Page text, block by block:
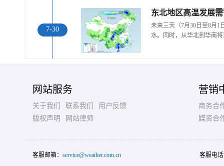
7-30
东北地区高温发展
未来三天（7月30日至8月1
水。同时，从华北到华南
网站服务
关于我们 联系我们
用户反馈
版权声明
网站律师
营销
商务合
媒资合
客服邮箱： service@weather.com.cn 客服电